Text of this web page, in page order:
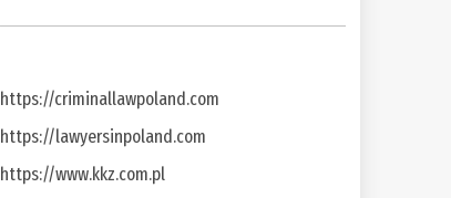
https://criminallawpoland.com
https://lawyersinpoland.com
https://www.kkz.com.pl